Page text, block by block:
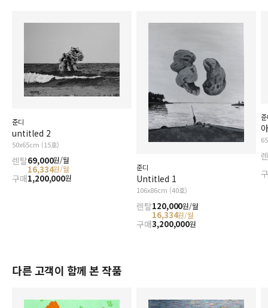
준디
untitled 2
50x65cm (15호)
렌탈69,000원/월
16,334원/월
구매1,200,000원
준디
Untitled 1
106x86cm (40호)
렌탈120,000원/월
16,334원/월
구매3,200,000원
다른 고객이 함께 본 작품